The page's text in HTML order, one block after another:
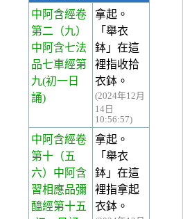
中阿含經卷
第二 （九）
中阿含七法
品七車經第
九(初一日
誦)
拿起。
「舉衣
鉢」在這
裡指收拾
衣鉢。
(2024年12月
14日
10:56:57)
中阿含經卷
第十 （五
六）中阿含
習相應品彌
醯經第十五
拿起。
「舉衣
鉢」在這
裡指拿起
衣鉢。